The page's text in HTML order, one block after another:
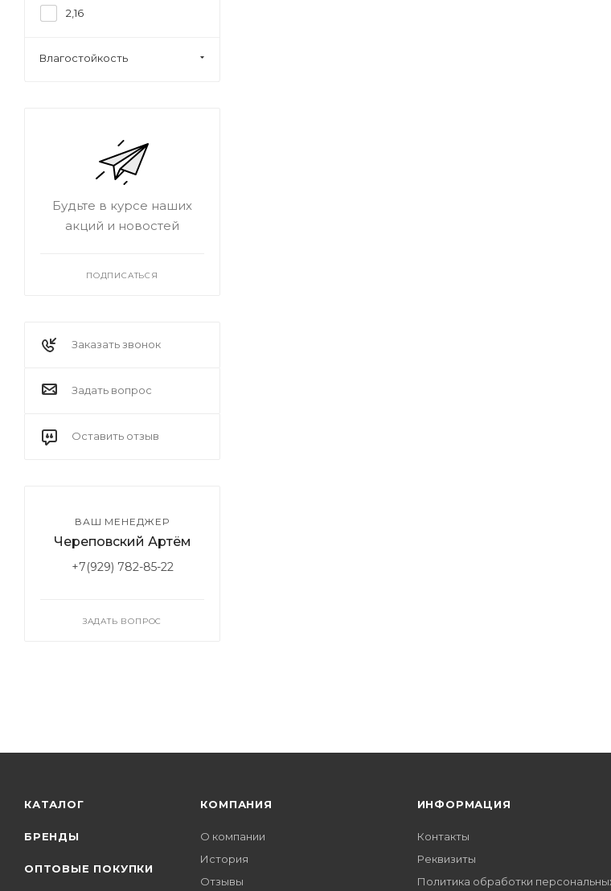
2,16
Влагостойкость
Будьте в курсе наших
акций и новостей
ПОДПИСАТЬСЯ
Заказать звонок
Задать вопрос
Оставить отзыв
ВАШ МЕНЕДЖЕР
Череповский Артём
+7(929) 782-85-22
ЗАДАТЬ ВОПРОС
КАТАЛОГ
БРЕНДЫ
ОПТОВЫЕ ПОКУПКИ
КОМПАНИЯ
О компании
История
Отзывы
ИНФОРМАЦИЯ
Контакты
Реквизиты
Политика обработки